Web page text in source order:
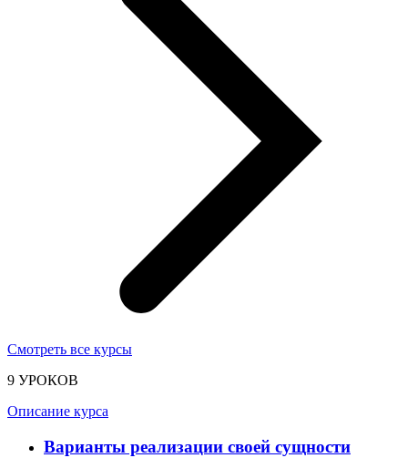
Смотреть все курсы
9 УРОКОВ
Описание курса
Варианты реализации своей сущности